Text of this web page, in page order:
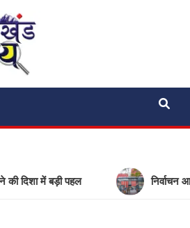
Shakshya
में बड़ी पहल निर्वाचन आयोग की